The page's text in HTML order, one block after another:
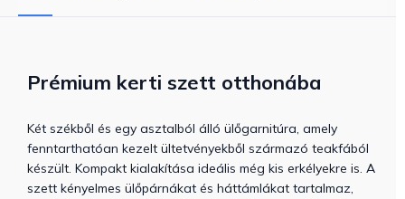
Prémium kerti szett otthonába
Két székből és egy asztalból álló ülőgarnitúra, amely
fenntarthatóan kezelt ültetvényekből származó teakfából
készült. Kompakt kialakítása ideális még kis erkélyekre is. A
szett kényelmes ülőpárnákat és háttámlákat tartalmaz,